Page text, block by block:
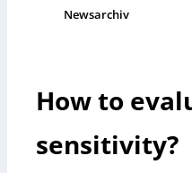
Newsarchiv
How to
sensitivity?